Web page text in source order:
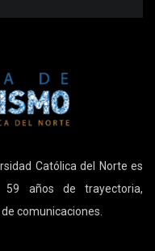
Católica del Norte es
años de trayectoria,
comunicaciones.